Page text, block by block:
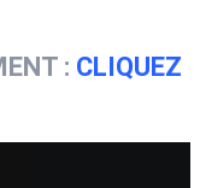
: CLIQUEZ